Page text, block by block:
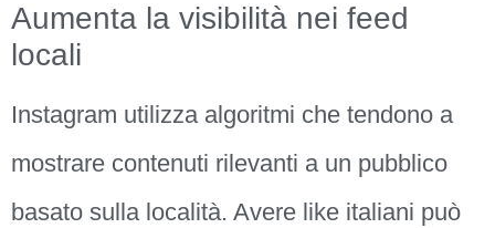
Aumenta la visibilità nei feed
locali
Instagram utilizza algoritmi che tendono a
mostrare contenuti rilevanti a un pubblico
basato sulla località. Avere like italiani può